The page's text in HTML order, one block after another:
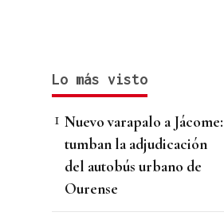
Lo más visto
Nuevo varapalo a Jácome:
tumban la adjudicación
del autobús urbano de
Ourense